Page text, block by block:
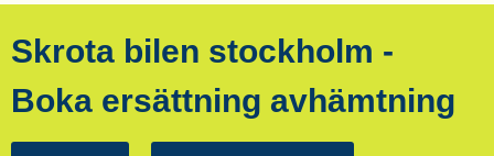
Skrota bilen stockholm -
Boka ersättning avhämtning